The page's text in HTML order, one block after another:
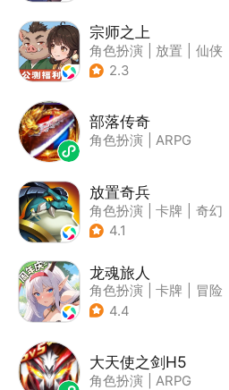
宗师之上
角色扮演 放置
仙侠
| 剧情
2.3
部落传奇
角色扮演 ARPG
放置奇兵
角色扮演 卡牌
奇幻
| 欧美风
4.1
龙魂旅人
角色扮演 卡牌
冒险
| 美少女
4.4
大天使之剑H5
角色扮演 ARPG